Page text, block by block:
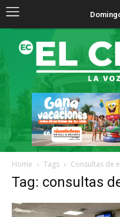
Home Tags Consultas de
Tag: consultas